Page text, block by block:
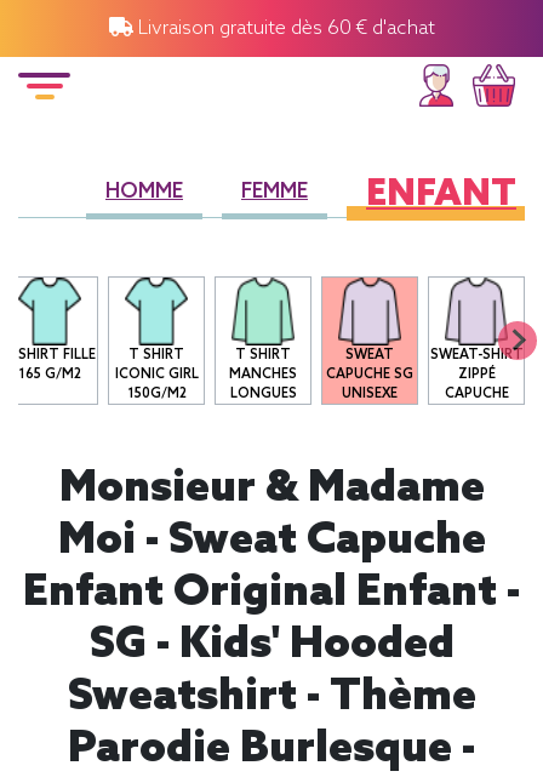
Livraison gratuite dès 60 € d'achat
HOMME FEMME ENFANT
T-SHIRT FILLE
165 G/M2
T SHIRT
ICONIC GIRL
150G/M2
T SHIRT
MANCHES
LONGUES
SWEAT
CAPUCHE SG
UNISEXE
SWEAT-SHIRT
ZIPPÉ
CAPUCHE
Monsieur & Madame
Moi - Sweat Capuche
Enfant Original Enfant -
SG - Kids' Hooded
Sweatshirt - Thème
Parodie Burlesque -